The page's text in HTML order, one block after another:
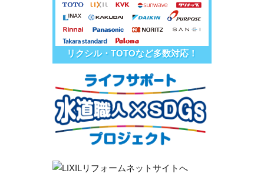
リクシル・TOTOなど多数対応！